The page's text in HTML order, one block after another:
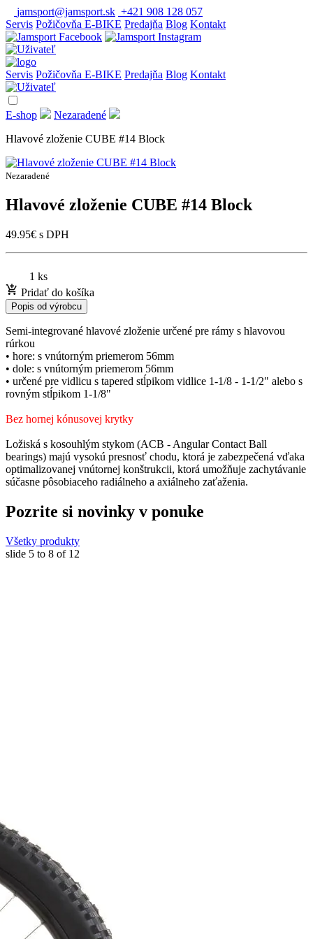
jamsport@jamsport.sk +421 908 128 057
Servis Požičovňa E-BIKE Predajňa Blog Kontakt
Servis Požičovňa E-BIKE Predajňa Blog Kontakt
E-shop
Nezaradené
Hlavové zloženie CUBE #14 Block
Nezaradené
Hlavové zloženie CUBE #14 Block
49.95€ s DPH
1 ks
Pridať do košíka
Popis od výrobcu
Semi-integrované hlavové zloženie určené pre rámy s hlavovou
rúrkou
• hore: s vnútorným priemerom 56mm
• dole: s vnútorným priemerom 56mm
• určené pre vidlicu s tapered stĺpikom vidlice 1-1/8 - 1-1/2" alebo s
rovným stĺpikom 1-1/8"
Bez hornej kónusovej krytky
Ložiská s kosouhlým stykom (ACB - Angular Contact Ball
bearings) majú vysokú presnosť chodu, ktorá je zabezpečená vďaka
optimalizovanej vnútornej konštrukcii, ktorá umožňuje zachytávanie
súčasne pôsobiaceho radiálneho a axiálneho zaťaženia.
Pozrite si novinky v ponuke
Všetky produkty
slide 5 to 8 of 12